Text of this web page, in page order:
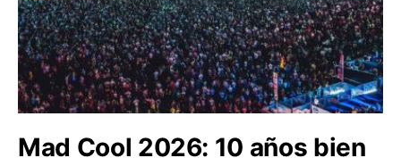
Mad Cool 2026: 10 años bien